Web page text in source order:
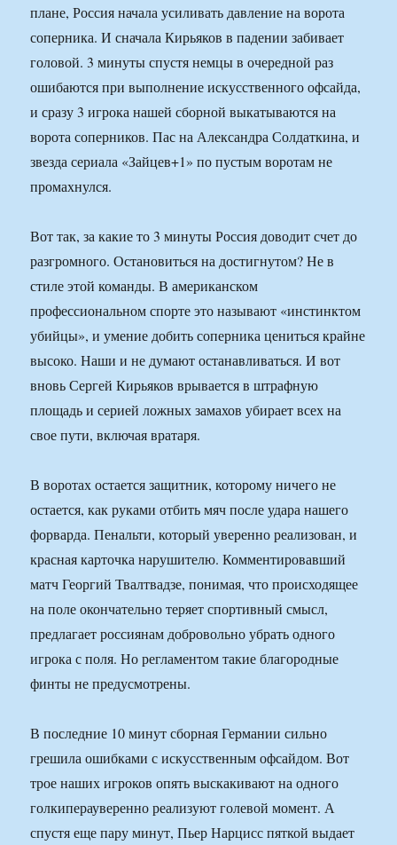
плане, Россия начала усиливать давление на ворота
соперника. И сначала Кирьяков в падении забивает
головой. 3 минуты спустя немцы в очередной раз
ошибаются при выполнение искусственного офсайда,
и сразу 3 игрока нашей сборной выкатываются на
ворота соперников. Пас на Александра Солдаткина, и
звезда сериала «Зайцев+1» по пустым воротам не
промахнулся.
Вот так, за какие то 3 минуты Россия доводит счет до
разгромного. Остановиться на достигнутом? Не в
стиле этой команды. В американском
профессиональном спорте это называют «инстинктом
убийцы», и умение добить соперника цениться крайне
высоко. Наши и не думают останавливаться. И вот
вновь Сергей Кирьяков врывается в штрафную
площадь и серией ложных замахов убирает всех на
свое пути, включая вратаря.
В воротах остается защитник, которому ничего не
остается, как руками отбить мяч после удара нашего
форварда. Пенальти, который уверенно реализован, и
красная карточка нарушителю. Комментировавший
матч Георгий Твалтвадзе, понимая, что происходящее
на поле окончательно теряет спортивный смысл,
предлагает россиянам добровольно убрать одного
игрока с поля. Но регламентом такие благородные
финты не предусмотрены.
В последние 10 минут сборная Германии сильно
грешила ошибками с искусственным офсайдом. Вот
трое наших игроков опять выскакивают на одного
голкиперауверенно реализуют голевой момент. А
спустя еще пару минут, Пьер Нарцисс пяткой выдает